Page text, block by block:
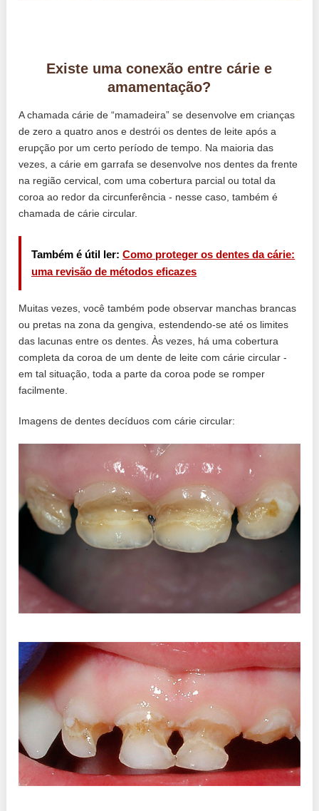
Existe uma conexão entre cárie e
amamentação?
A chamada cárie de “mamadeira” se desenvolve em crianças
de zero a quatro anos e destrói os dentes de leite após a
erupção por um certo período de tempo. Na maioria das
vezes, a cárie em garrafa se desenvolve nos dentes da frente
na região cervical, com uma cobertura parcial ou total da
coroa ao redor da circunferência - nesse caso, também é
chamada de cárie circular.
Também é útil ler:Como proteger os dentes da cárie:
uma revisão de métodos eficazes
Muitas vezes, você também pode observar manchas brancas
ou pretas na zona da gengiva, estendendo-se até os limites
das lacunas entre os dentes. Às vezes, há uma cobertura
completa da coroa de um dente de leite com cárie circular -
em tal situação, toda a parte da coroa pode se romper
facilmente.
Imagens de dentes decíduos com cárie circular: